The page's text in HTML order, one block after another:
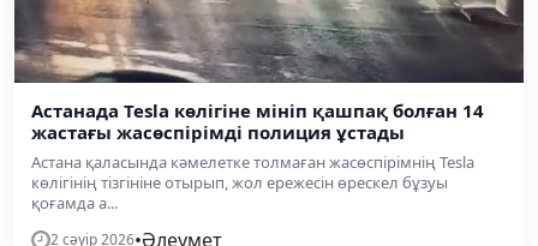
Астанада Tesla көлігіне мініп қашпақ болған 14
жастағы жасөспірімді полиция ұстады
Астана қаласында кәмелетке толмаған жасөспірімнің Tesla
көлігінің тізгініне отырып, жол ережесін өрескел бұзуы
қоғамда а...
2 сәуір 2026•Әлеумет